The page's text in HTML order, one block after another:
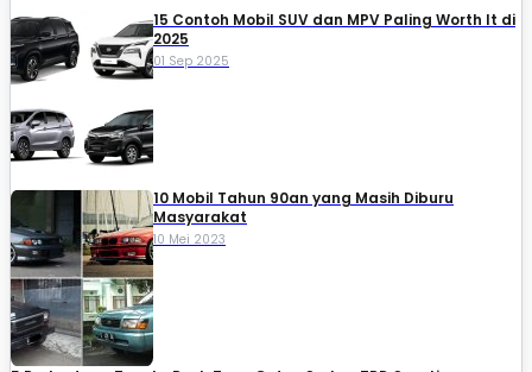
15 Contoh Mobil SUV dan MPV Paling Worth It di
2025
01 Sep 2025
10 Mobil Tahun 90an yang Masih Diburu
Masyarakat
10 Mei 2023